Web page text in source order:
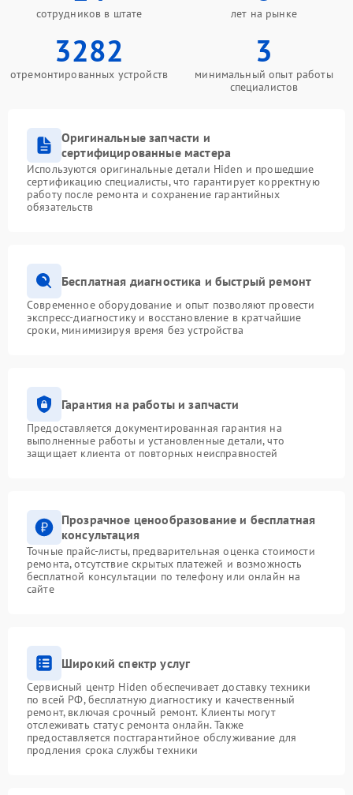
сотрудников в штате лет на рынке
3282
отремонтированных устройств
3
минимальный опыт работы
специалистов
Оригинальные запчасти и
сертифицированные мастера
Используются оригинальные детали Hiden и прошедшие
сертификацию специалисты, что гарантирует корректную
работу после ремонта и сохранение гарантийных
обязательств
Бесплатная диагностика и быстрый ремонт
Современное оборудование и опыт позволяют провести
экспресс-диагностику и восстановление в кратчайшие
сроки, минимизируя время без устройства
Гарантия на работы и запчасти
Предоставляется документированная гарантия на
выполненные работы и установленные детали, что
защищает клиента от повторных неисправностей
Прозрачное ценообразование и бесплатная
консультация
Точные прайс-листы, предварительная оценка стоимости
ремонта, отсутствие скрытых платежей и возможность
бесплатной консультации по телефону или онлайн на
сайте
Широкий спектр услуг
Сервисный центр Hiden обеспечивает доставку техники
по всей РФ, бесплатную диагностику и качественный
ремонт, включая срочный ремонт. Клиенты могут
отслеживать статус ремонта онлайн. Также
предоставляется постгарантийное обслуживание для
продления срока службы техники